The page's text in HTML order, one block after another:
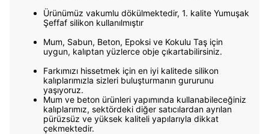
Ürünümüz vakumlu dökülmektedir, 1. kalite Yumuşak
Şeffaf silikon kullanılmıştır
Mum, Sabun, Beton, Epoksi ve Kokulu Taş için
uygun, kalıptan yüzlerce obje çıkartabilirsiniz.
Farkımızı hissetmek için en iyi kalitede silikon
kalıplarımızla sizleri buluşturmanın gururunu
yaşıyoruz.
Mum ve beton ürünleri yapımında kullanabileceğiniz
kalıplarımız, sektördeki diğer satıcılardan ayrılan
pürüzsüz ve yüksek kaliteli yapılarıyla dikkat
çekmektedir.